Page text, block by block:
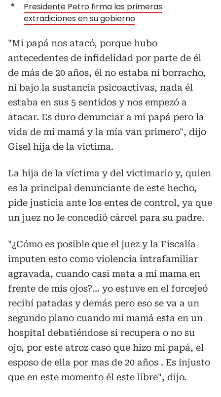
Presidente Petro firma las primeras
extradiciones en su gobierno
"Mi papá nos atacó, porque hubo
antecedentes de infidelidad por parte de él
de más de 20 años, él no estaba ni borracho,
ni bajo la sustancia psicoactivas, nada él
estaba en sus 5 sentidos y nos empezó a
atacar. Es duro denunciar a mi papá pero la
vida de mi mamá y la mía van primero", dijo
Gisel hija de la victima.
La hija de la víctima y del victimario y, quien
es la principal denunciante de este hecho,
pide justicia ante los entes de control, ya que
un juez no le concedió cárcel para su padre.
"¿Cómo es posible que el juez y la Fiscalía
imputen esto como violencia intrafamiliar
agravada, cuando casi mata a mi mama en
frente de mis ojos?... yo estuve en el forcejeó
recibí patadas y demás pero eso se va a un
segundo plano cuando mi mamá esta en un
hospital debatiéndose si recupera o no su
ojo, por este atroz caso que hizo mi papá, el
esposo de ella por mas de 20 años . Es injusto
que en este momento él este libre", dijo.